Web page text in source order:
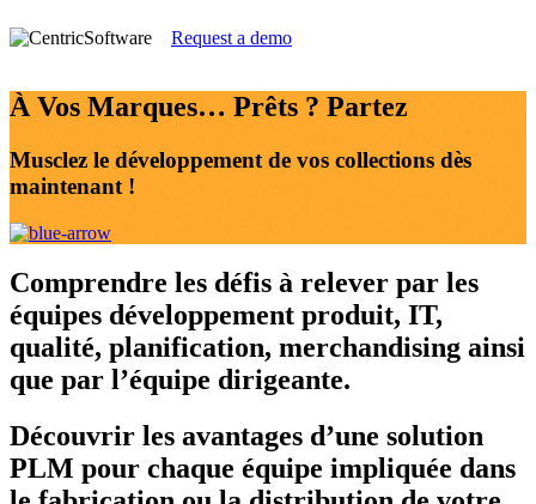
Request a demo
À Vos Marques… Prêts ? Partez
Musclez le développement de vos collections dès
maintenant !
Comprendre les défis à relever par les
équipes développement produit, IT,
qualité, planification, merchandising ainsi
que par l’équipe dirigeante.
Découvrir les avantages d’une solution
PLM pour chaque équipe impliquée dans